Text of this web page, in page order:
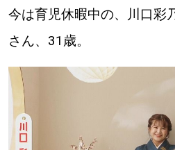
道南
道東
KEYWORD キーワード
今は育児休暇中の、川口彩
さん、31歳。